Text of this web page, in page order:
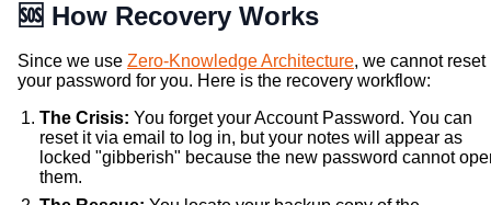
🆘 How Recovery Works
Since we use Zero-Knowledge Architecture, we cannot reset
your password for you. Here is the recovery workflow:
The Crisis: You forget your Account Password. You can
reset it via email to log in, but your notes will appear as
locked "gibberish" because the new password cannot
them.